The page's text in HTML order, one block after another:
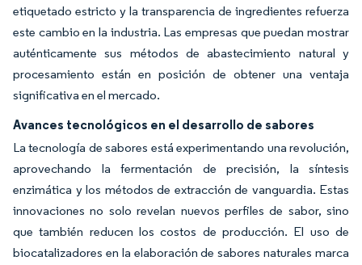
etiquetado estricto y la transparencia de ingredientes refuerza
este cambio en la industria. Las empresas que puedan mostrar
auténticamente sus métodos de abastecimiento natural y
procesamiento están en posición de obtener una ventaja
significativa en el mercado.
Avances tecnológicos en el desarrollo de sabores
La tecnología de sabores está experimentando una revolución,
aprovechando la fermentación de precisión, la síntesis
enzimática y los métodos de extracción de vanguardia. Estas
innovaciones no solo revelan nuevos perfiles de sabor, sino
que también reducen los costos de producción. El uso de
biocatalizadores en la elaboración de sabores naturales marca